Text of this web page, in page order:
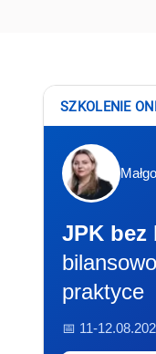
SZKOLENIE
JPK bez
praktyce
📅 11-